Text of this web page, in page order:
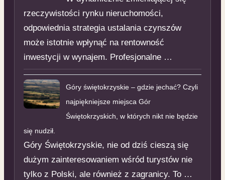
rzeczywistości rynku nieruchomości,
odpowiednia strategia ustalania czynszów
może istotnie wpłynąć na rentowność
inwestycji w wynajem. Profesjonalne …
Góry świętokrzyskie – gdzie jechać? Czyli
najpiękniejsze miejsca Gór
Świętokrzyskich, w których nikt nie będzie
się nudził.
Góry Świętokrzyskie, nie od dziś cieszą się
dużym zainteresowaniem wśród turystów nie
tylko z Polski, ale również z zagranicy. To …